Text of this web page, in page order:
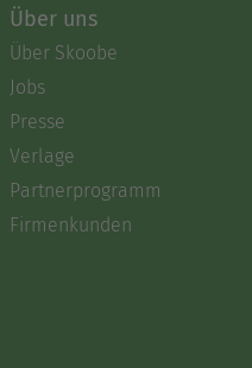
Über uns
Über Skoobe
Jobs
Presse
Verlage
Partnerprogramm
Firmenkunden